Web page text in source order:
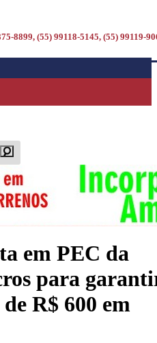
8899, (55) 99118-5145, (55) 99119-
em PEC da
para
R$ 600 em